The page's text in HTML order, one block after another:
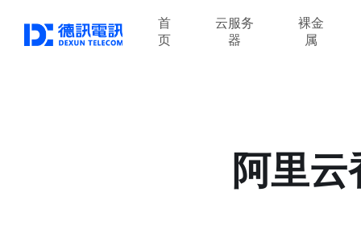
首
页
云服务
器
裸金
属
阿里